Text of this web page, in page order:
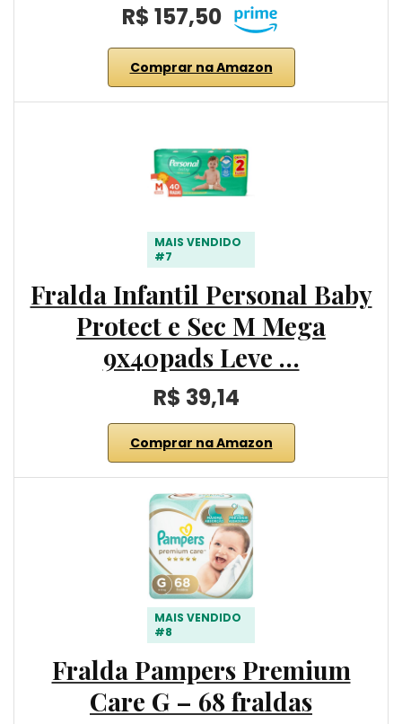
R$ 157,50
Comprar na Amazon
MAIS VENDIDO
#7
Fralda Infantil Personal Baby
Protect e Sec M Mega
9x40pads Leve …
R$ 39,14
Comprar na Amazon
MAIS VENDIDO
#8
Fralda Pampers Premium
Care G – 68 fraldas